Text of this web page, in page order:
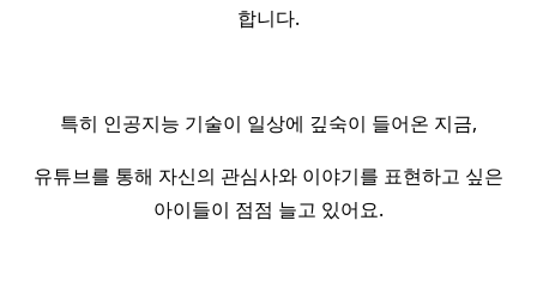
합니다.
특히 인공지능 기술이 일상에 깊숙이 들어온 지금,
유튜브를 통해 자신의 관심사와 이야기를 표현하고 싶은
아이들이 점점 늘고 있어요.